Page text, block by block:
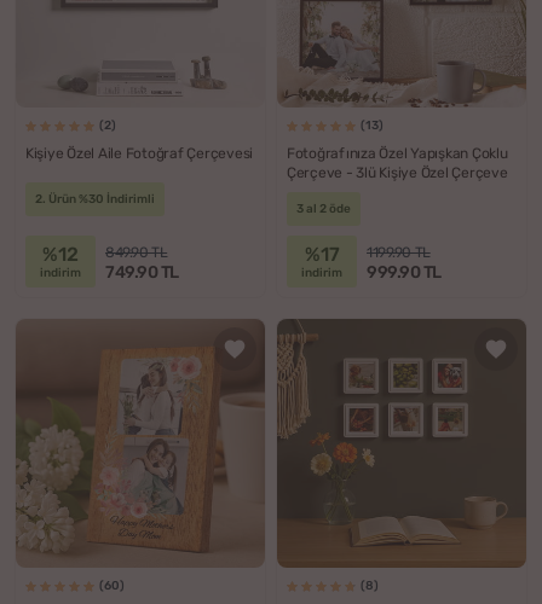
(2)
Kişiye Özel Aile Fotoğraf Çerçevesi
2. Ürün %30 İndirimli
%12
indirim
849.90 TL
749.90 TL
(13)
Fotoğrafınıza Özel Yapışkan Çoklu
Çerçeve - 3lü Kişiye Özel Çerçeve
3 al 2 öde
%17
indirim
1199.90 TL
999.90 TL
(60) (8)